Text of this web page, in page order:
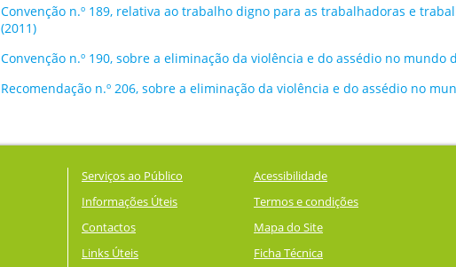
Convenção n.º 189, relativa ao trabalho digno para as trabalhadoras e
(2011)
Convenção n.º 190, sobre a eliminação da violência e do assédio no mundo
Recomendação n.º 206, sobre a eliminação da violência e do assédio no
Serviços ao Público
Informações Úteis
Contactos
Links Úteis
Acessibilidade
Termos e condições
Mapa do Site
Ficha Técnica